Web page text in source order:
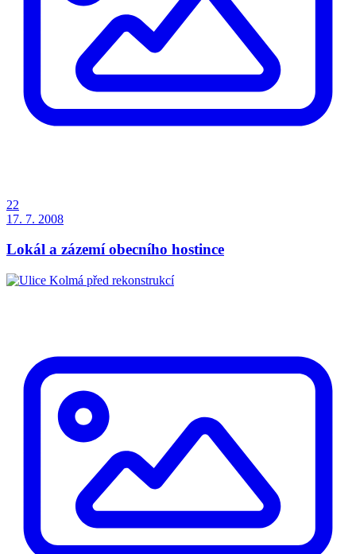
22
17. 7. 2008
Lokál a zázemí obecního hostince